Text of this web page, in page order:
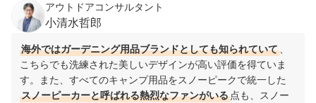
アウトドアコンサルタント
小清水哲郎
海外ではガーデニング用品ブランドとしても知られていて
こちらでも洗練された美しいデザインが高い評価を得ていま
す。また、すべてのキャンプ用品をスノーピークで統一した
スノーピーカーと呼ばれる熱烈なファンがいる 点も、スノー